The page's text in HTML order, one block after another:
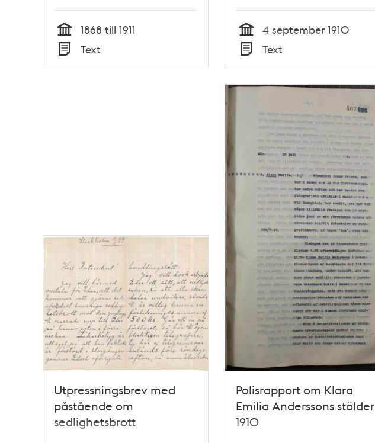
Tid
1868 till 1911
Typ
Text Tid
4 september 1910
Typ
Text
Utpressningsbrev med
påstående om
sedlighetsbrott
Polisrapport om Klara
Emilia Anderssons stölder
1910